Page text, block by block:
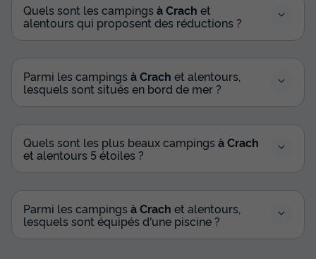
Quels sont les campings à Crach et
alentours qui proposent des réductions ?
Parmi les campings à Crach et alentours,
lesquels sont situés en bord de mer ?
Quels sont les plus beaux campings à Crach
et alentours 5 étoiles ?
Parmi les campings à Crach et alentours,
lesquels sont équipés d'une piscine ?